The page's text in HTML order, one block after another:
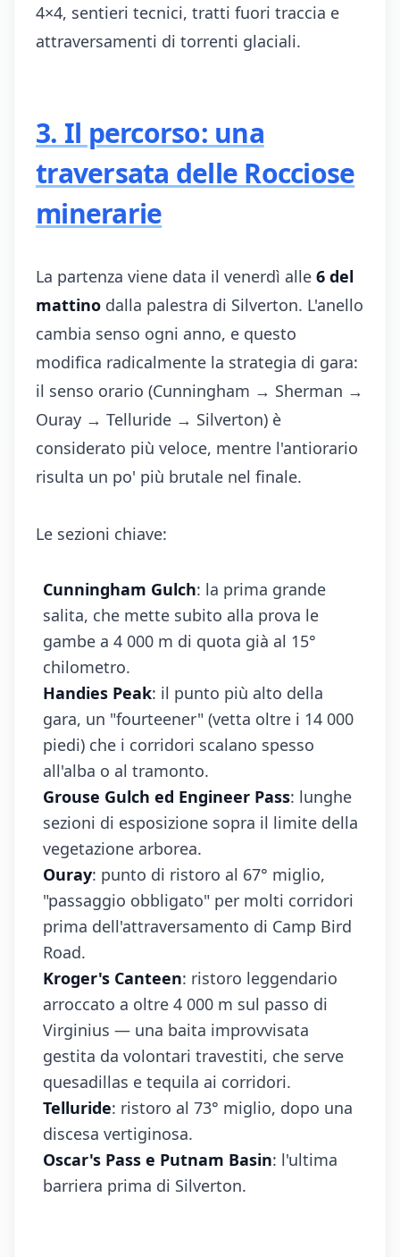
4×4, sentieri tecnici, tratti fuori traccia e
attraversamenti di torrenti glaciali.
3. Il percorso: una
traversata delle Rocciose
minerarie
La partenza viene data il venerdì alle 6 del
mattino dalla palestra di Silverton. L'anello
cambia senso ogni anno, e questo
modifica radicalmente la strategia di gara:
il senso orario (Cunningham → Sherman →
Ouray → Telluride → Silverton) è
considerato più veloce, mentre l'antiorario
risulta un po' più brutale nel finale.
Le sezioni chiave:
Cunningham Gulch: la prima grande
salita, che mette subito alla prova le
gambe a 4 000 m di quota già al 15°
chilometro.
Handies Peak: il punto più alto della
gara, un "fourteener" (vetta oltre i 14 000
piedi) che i corridori scalano spesso
all'alba o al tramonto.
Grouse Gulch ed Engineer Pass: lunghe
sezioni di esposizione sopra il limite della
vegetazione arborea.
Ouray: punto di ristoro al 67° miglio,
"passaggio obbligato" per molti corridori
prima dell'attraversamento di Camp Bird
Road.
Kroger's Canteen: ristoro leggendario
arroccato a oltre 4 000 m sul passo di
Virginius — una baita improvvisata
gestita da volontari travestiti, che serve
quesadillas e tequila ai corridori.
Telluride: ristoro al 73° miglio, dopo una
discesa vertiginosa.
Oscar's Pass e Putnam Basin: l'ultima
barriera prima di Silverton.